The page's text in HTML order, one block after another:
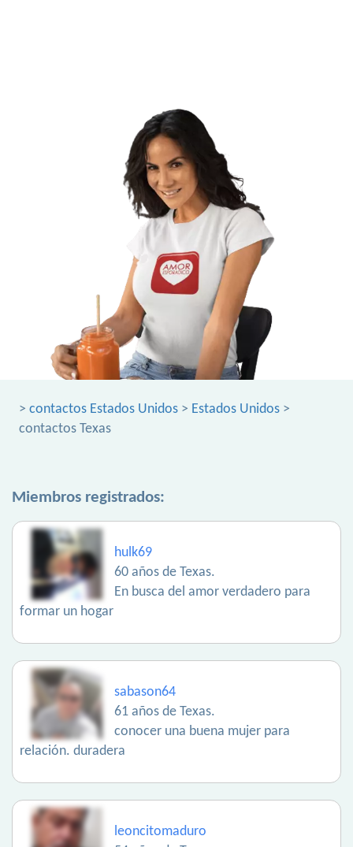
> contactos Estados Unidos > Estados Unidos >
contactos Texas
Miembros registrados:
hulk69
60 años de Texas.
En busca del amor verdadero para
formar un hogar
sabason64
61 años de Texas.
conocer una buena mujer para
relación. duradera
leoncitomaduro